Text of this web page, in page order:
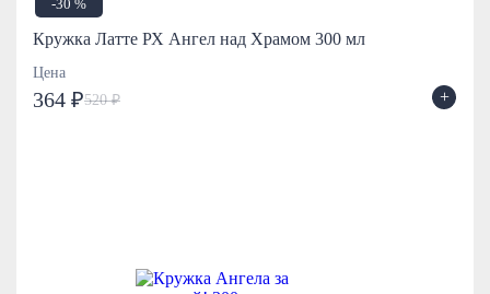
-30 %
Кружка Латте РХ Ангел над Храмом 300 мл
Цена
364 ₽520 ₽ +